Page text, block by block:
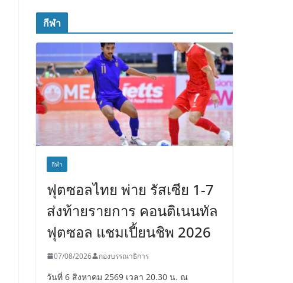
กีฬา
กีฬา
ฟุตซอลไทย พ่าย รัสเซีย 1-7
ส่งท้ายรายการ คอนติเนนทัล
ฟุตซอล แชมเปี้ยนชิพ 2026
07/08/2026 กองบรรณาธิการ
วันที่ 6 สิงหาคม 2569 เวลา 20.30 น. ณ